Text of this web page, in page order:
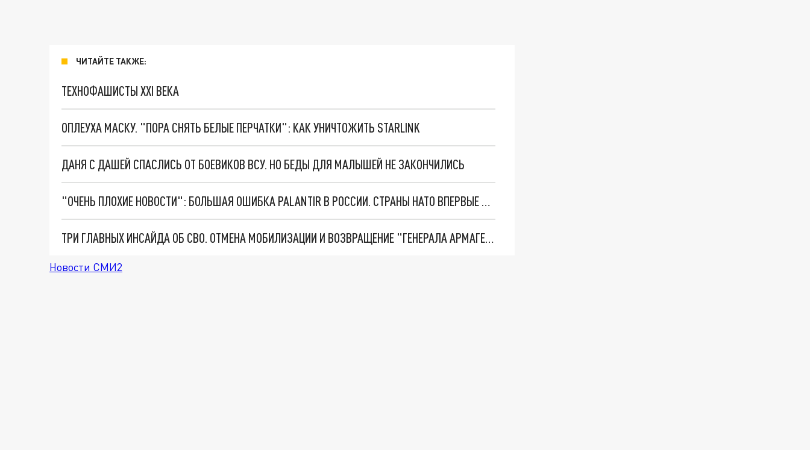
ЧИТАЙТЕ ТАКЖЕ:
ТЕХНОФАШИСТЫ XXI ВЕКА
ОПЛЕУХА МАСКУ. "ПОРА СНЯТЬ БЕЛЫЕ ПЕРЧАТКИ": КАК УНИЧТОЖИТЬ STARLINK
ДАНЯ С ДАШЕЙ СПАСЛИСЬ ОТ БОЕВИКОВ ВСУ. НО БЕДЫ ДЛЯ МАЛЫШЕЙ НЕ ЗАКОНЧИЛИСЬ
"ОЧЕНЬ ПЛОХИЕ НОВОСТИ": БОЛЬШАЯ ОШИБКА PALANTIR В РОССИИ. СТРАНЫ НАТО ВПЕРВЫЕ ЗА СВО ОСТАНОВИЛИ ПОСТАВКИ ОРУЖИЯ. ВСУ ТЕРЯЮТ ПРИГРАНИЧЬЕ?
ТРИ ГЛАВНЫХ ИНСАЙДА ОБ СВО. ОТМЕНА МОБИЛИЗАЦИИ И ВОЗВРАЩЕНИЕ "ГЕНЕРАЛА АРМАГЕДДОНА"? ОТЛИЧНЫЕ НОВОСТИ, КОТОРЫЕ ЖДАЛИ ВСЕ
Новости СМИ2